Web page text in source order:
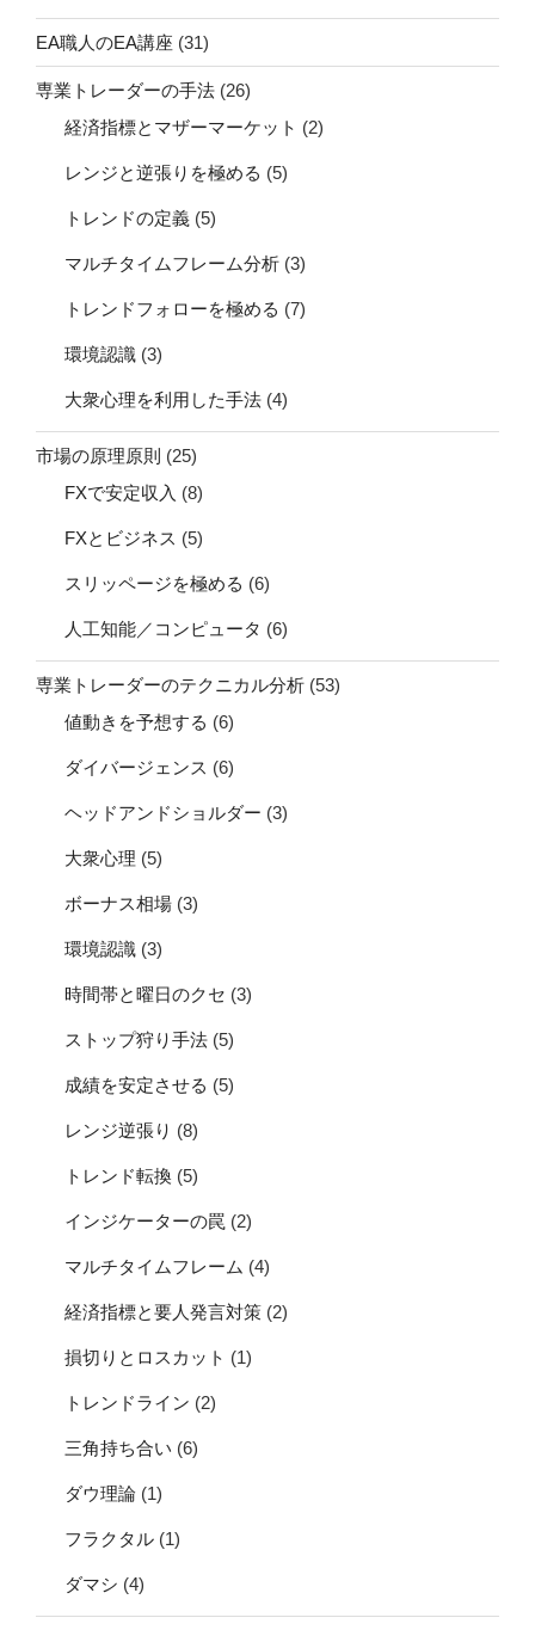
EA職人のEA講座 (31)
専業トレーダーの手法 (26)
経済指標とマザーマーケット (2)
レンジと逆張りを極める (5)
トレンドの定義 (5)
マルチタイムフレーム分析 (3)
トレンドフォローを極める (7)
環境認識 (3)
大衆心理を利用した手法 (4)
市場の原理原則 (25)
FXで安定収入 (8)
FXとビジネス (5)
スリッページを極める (6)
人工知能／コンピュータ (6)
専業トレーダーのテクニカル分析 (53)
値動きを予想する (6)
ダイバージェンス (6)
ヘッドアンドショルダー (3)
大衆心理 (5)
ボーナス相場 (3)
環境認識 (3)
時間帯と曜日のクセ (3)
ストップ狩り手法 (5)
成績を安定させる (5)
レンジ逆張り (8)
トレンド転換 (5)
インジケーターの罠 (2)
マルチタイムフレーム (4)
経済指標と要人発言対策 (2)
損切りとロスカット (1)
トレンドライン (2)
三角持ち合い (6)
ダウ理論 (1)
フラクタル (1)
ダマシ (4)